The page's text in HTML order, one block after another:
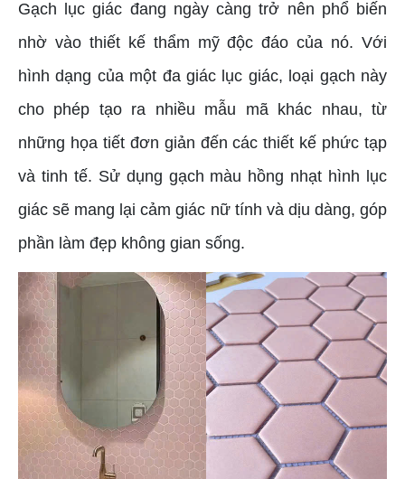
Gạch lục giác đang ngày càng trở nên phổ biến
nhờ vào thiết kế thẩm mỹ độc đáo của nó. Với
hình dạng của một đa giác lục giác, loại gạch này
cho phép tạo ra nhiều mẫu mã khác nhau, từ
những họa tiết đơn giản đến các thiết kế phức tạp
và tinh tế. Sử dụng gạch màu hồng nhạt hình lục
giác sẽ mang lại cảm giác nữ tính và dịu dàng, góp
phần làm đẹp không gian sống.